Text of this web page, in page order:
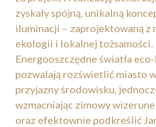
zyskały spójną, unikalną
iluminacji – zaprojektowaną z
ekologii i lokalnej tożsamości.
Energooszczędne światła
pozwalają rozświetlić miasto
przyjazny środowisku,
wzmacniając zimowy
oraz efektownie podkreślić